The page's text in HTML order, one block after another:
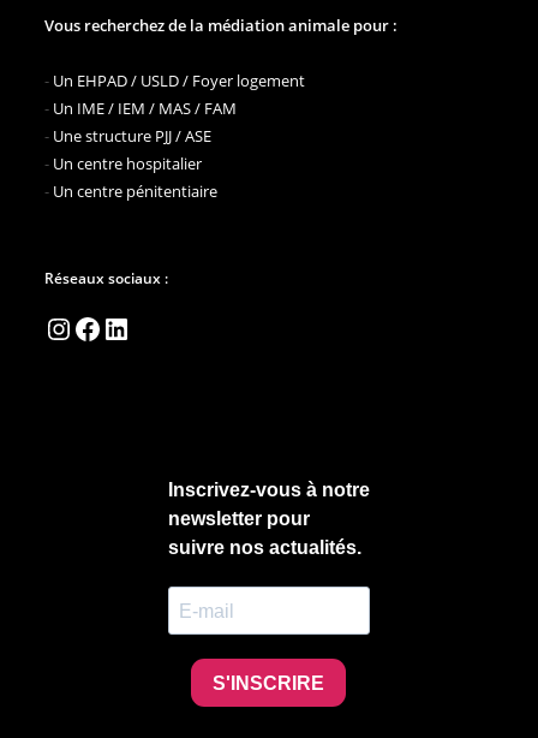
Vous recherchez de la médiation animale pour :
- Un EHPAD / USLD / Foyer logement
- Un IME / IEM / MAS / FAM
- Une structure PJJ / ASE
- Un centre hospitalier
- Un centre pénitentiaire
Réseaux sociaux :
Instagram
Facebook
LinkedIn